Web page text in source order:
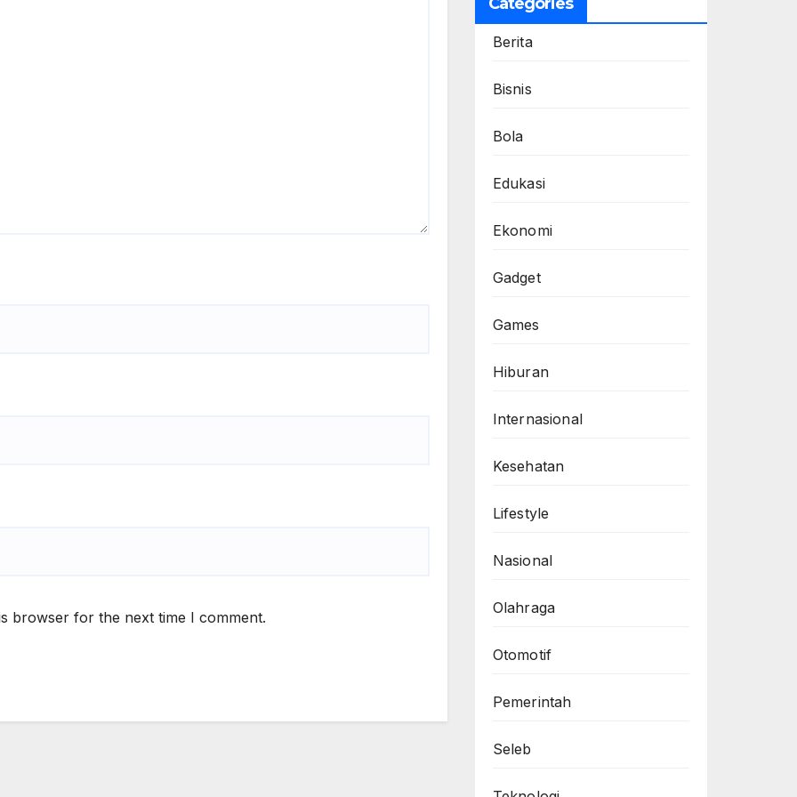
browser for the next time I comment.
Berita
Bisnis
Bola
Edukasi
Ekonomi
Gadget
Games
Hiburan
Internasional
Kesehatan
Lifestyle
Nasional
Olahraga
Otomotif
Pemerintah
Seleb